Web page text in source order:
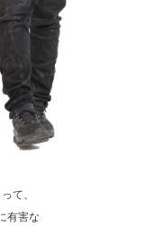
て、
有害な